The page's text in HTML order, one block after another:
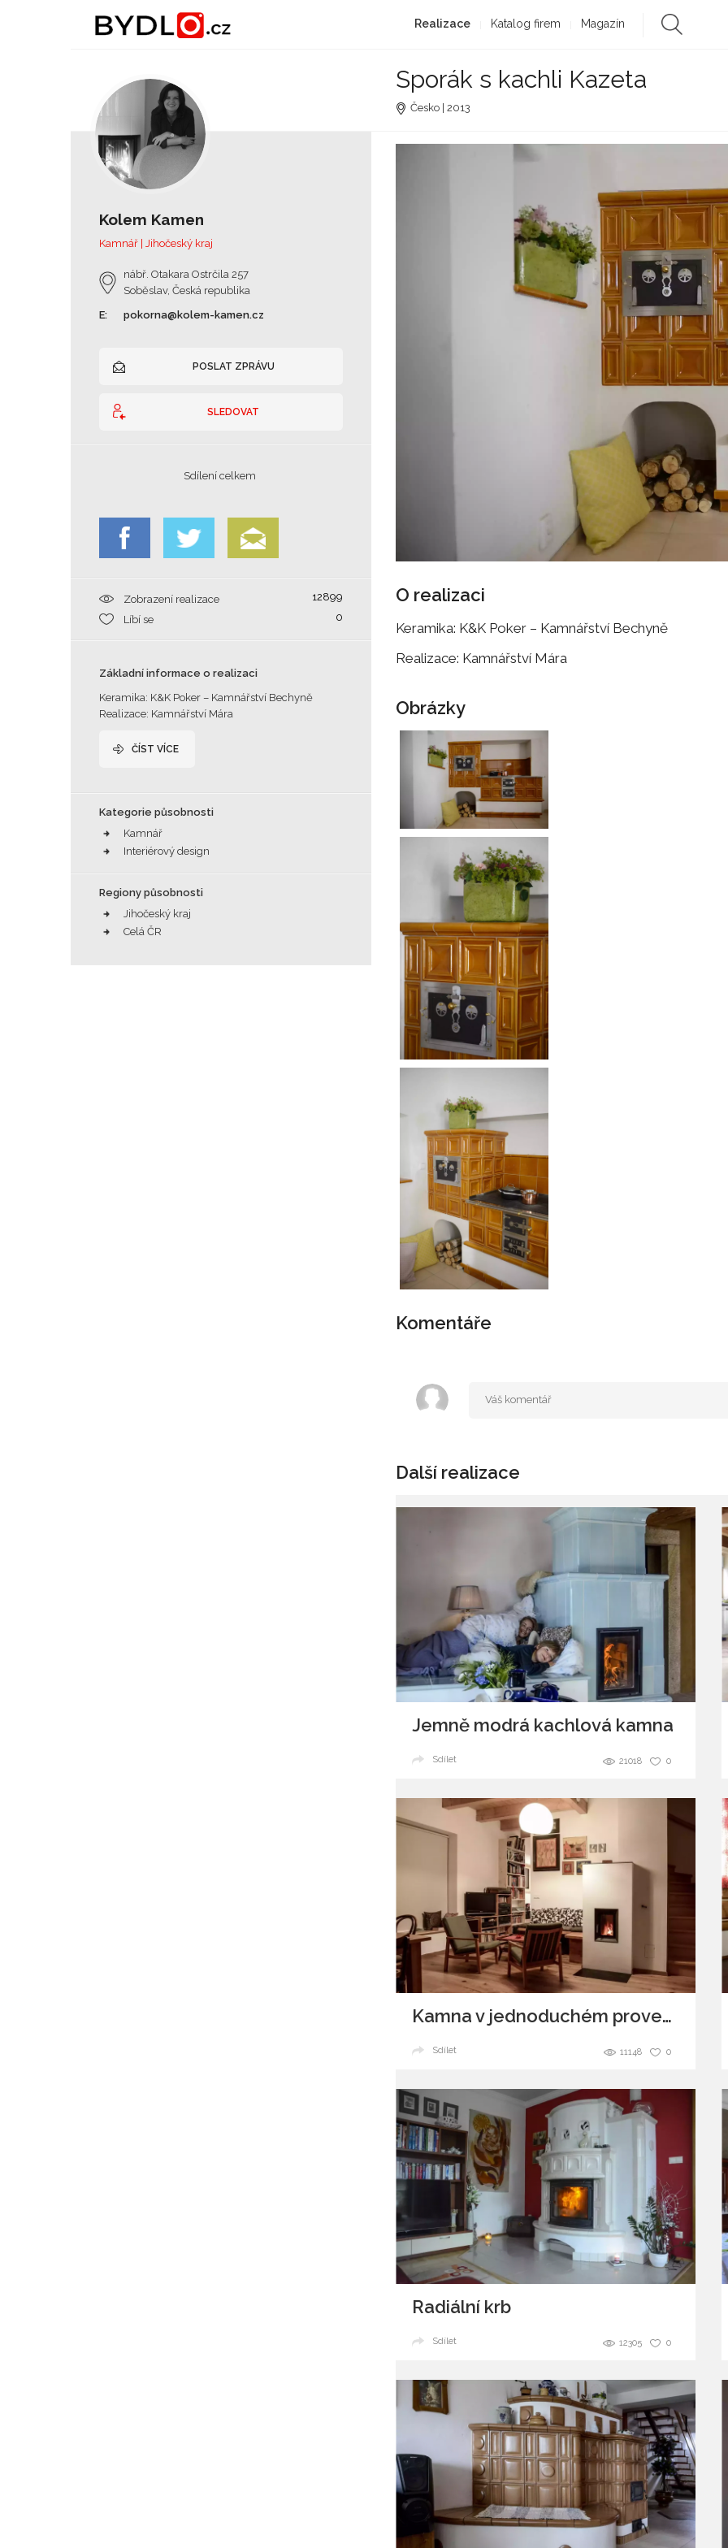
Realizace Katalog firem Magazín
Sporák s kachli Kazeta
Česko | 2013
Kolem Kamen
Kamnář | Jihočeský kraj
nábř. Otakara Ostrčila 257
Soběslav, Česká republika
E:
pokorna@kolem-kamen.cz
POSLAT ZPRÁVU
SLEDOVAT
Sdílení celkem
Zobrazení realizace
12899
Líbí se
0
Základní informace o realizaci
Keramika: K&K Poker – Kamnářství Bechyně
Realizace: Kamnářství Mára
ČÍST VÍCE
Kategorie působnosti
Kamnář
Interiérový design
Regiony působnosti
Jihočeský kraj
Celá ČR
O realizaci
Keramika: K&K Poker – Kamnářství Bechyně
Realizace: Kamnářství Mára
Obrázky
Komentáře
Další realizace
Jemně modrá kachlová kamna
0
21018
Sdílet
Kamna v jednoduchém provedení
0
11148
Sdílet
Radiální krb
0
12305
Sdílet